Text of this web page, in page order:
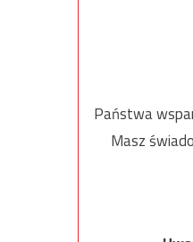
Państwa
Masz